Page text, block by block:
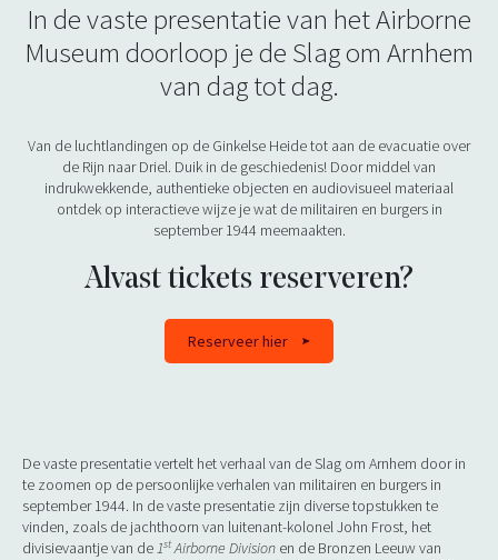
In de vaste presentatie van het Airborne
Museum doorloop je de Slag om Arnhem
van dag tot dag.
Van de luchtlandingen op de Ginkelse Heide tot aan de evacuatie over
de Rijn naar Driel. Duik in de geschiedenis! Door middel van
indrukwekkende, authentieke objecten en audiovisueel materiaal
ontdek op interactieve wijze je wat de militairen en burgers in
september 1944 meemaakten.
Alvast tickets reserveren?
Reserveer hier
De vaste presentatie vertelt het verhaal van de Slag om Arnhem door in
te zoomen op de persoonlijke verhalen van militairen en burgers in
september 1944. In de vaste presentatie zijn diverse topstukken te
vinden, zoals de jachthoorn van luitenant-kolonel John Frost, het
divisievaantje van de1stAirborne Division en de Bronzen Leeuw van